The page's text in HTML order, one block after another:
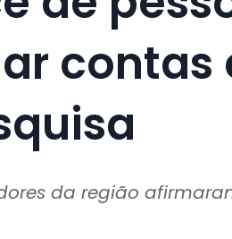
contas
da região